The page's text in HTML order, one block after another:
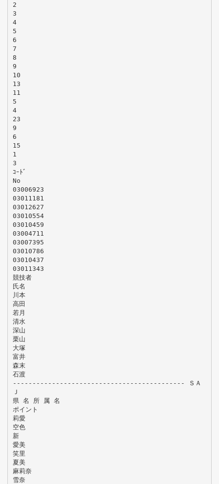
2
3
4
5
6
7
8
9
10
13
11
5
4
23
9
6
15
1
3
ｺｰﾄﾞ
No
03006923
03011181
03012627
03010554
03010459
03004711
03007395
03010786
03010437
03011343
競技者
氏名
川本
高田
若月
清水
深山
栗山
大塚
富井
森末
石渡
-------------------------------------------- ＳＡ
Ｊ
県 名 所 属 名
ポイント
莉愛
空色
新
愛美
笑里
夏美
麻莉奈
雪奈